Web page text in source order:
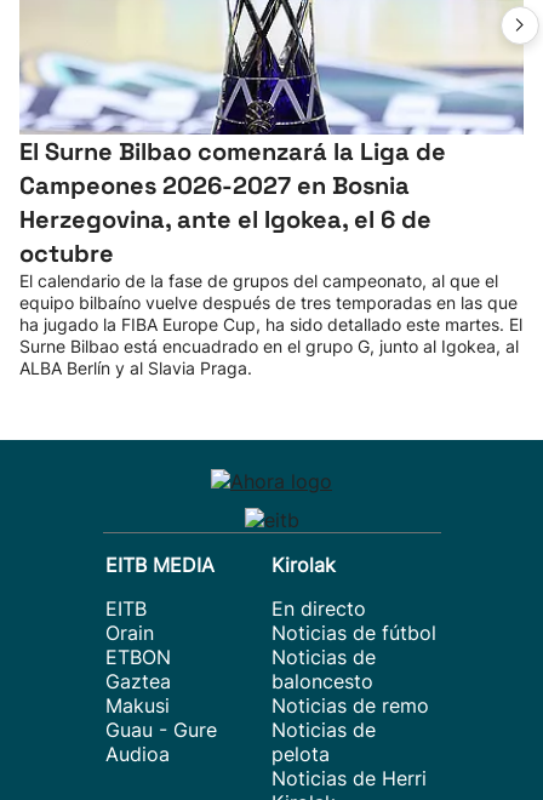
El Surne Bilbao comenzará la Liga de
Campeones 2026-2027 en Bosnia
Herzegovina, ante el Igokea, el 6 de
octubre
El calendario de la fase de grupos del campeonato, al que el
equipo bilbaíno vuelve después de tres temporadas en las que
ha jugado la FIBA Europe Cup, ha sido detallado este martes. El
Surne Bilbao está encuadrado en el grupo G, junto al Igokea, al
ALBA Berlín y al Slavia Praga.
EITB MEDIA
EITB
Orain
ETBON
Gaztea
Makusi
Guau - Gure
Audioa
Kirolak
En directo
Noticias de fútbol
Noticias de
baloncesto
Noticias de remo
Noticias de
pelota
Noticias de Herri